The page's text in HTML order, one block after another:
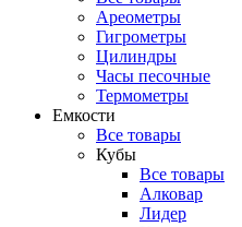
Ареометры
Гигрометры
Цилиндры
Часы песочные
Термометры
Емкости
Все товары
Кубы
Все товары
Алковар
Лидер